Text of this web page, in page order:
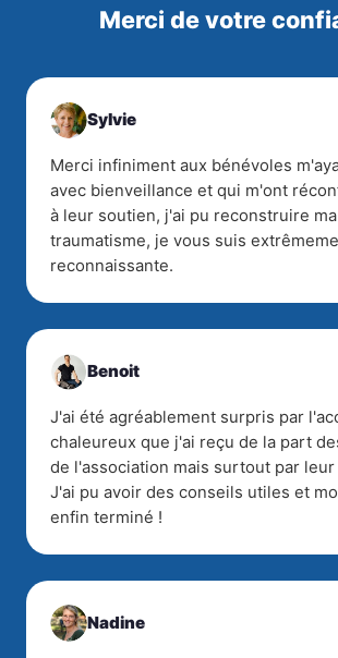
Merci de votre
Sylvie
Merci infiniment aux bénévoles
avec bienveillance et qui m'ont
à leur soutien, j'ai pu reconstruire
traumatisme, je vous suis
reconnaissante.
Benoit
J'ai été agréablement surpris par
chaleureux que j'ai reçu de la part
de l'association mais surtout par
J'ai pu avoir des conseils utiles et
enfin terminé !
Nadine